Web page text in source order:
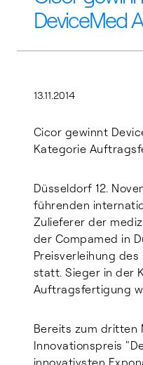
DeviceMed
13.11.2014
Cicor gewinnt
Kategorie
Düsseldorf 12.
führenden
Zulieferer der
der Compamed in
Preisverleihung
statt. Sieger in der
Auftragsfertigung
Bereits zum dritten
Innovationspreis